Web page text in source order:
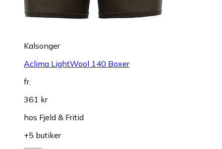
Kalsonger
Aclima LightWool 140 Boxer
fr.
361 kr
hos Fjeld & Fritid
+5 butiker